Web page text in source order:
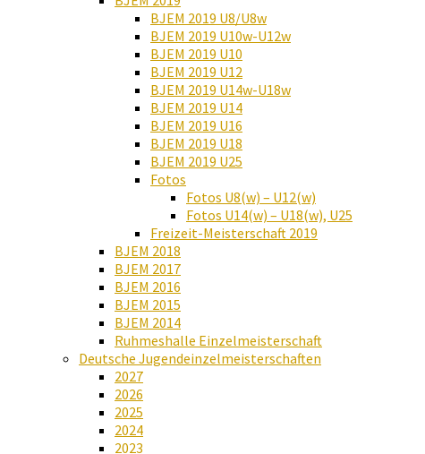
BJEM 2019 U8/U8w
BJEM 2019 U10w-U12w
BJEM 2019 U10
BJEM 2019 U12
BJEM 2019 U14w-U18w
BJEM 2019 U14
BJEM 2019 U16
BJEM 2019 U18
BJEM 2019 U25
Fotos
Fotos U8(w) – U12(w)
Fotos U14(w) – U18(w), U25
Freizeit-Meisterschaft 2019
BJEM 2018
BJEM 2017
BJEM 2016
BJEM 2015
BJEM 2014
Ruhmeshalle Einzelmeisterschaft
Deutsche Jugendeinzelmeisterschaften
2027
2026
2025
2024
2023